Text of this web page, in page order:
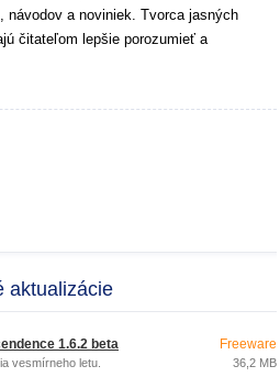
a noviniek. Tvorca jasných
čitateľom lepšie porozumieť a
aktualizácie
1.6.2 beta
vesmírneho letu.
Freeware
36,2 MB